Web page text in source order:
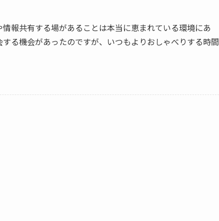
報共有する場があることは本当に恵まれている環境にあ
る機会があったのですが、いつもよりおしゃべりする時間